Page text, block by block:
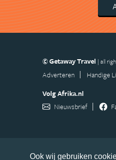
Ook wij gebruiken
© Getaway Travel | all
Adverteren Handige
Volg Afrika.nl
Nieuwsbrief